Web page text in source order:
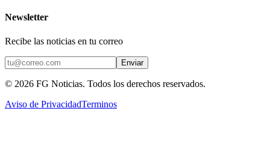
Newsletter
Recibe las noticias en tu correo
Enviar
© 2026 FG Noticias. Todos los derechos reservados.
Aviso de PrivacidadTerminos